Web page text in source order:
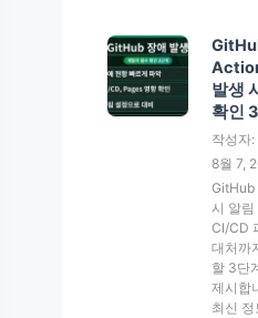
발생
확인
작성자:
8월 7,
GitHub
시 알림
CI/CD
대처까
할 3단
제시합
최신